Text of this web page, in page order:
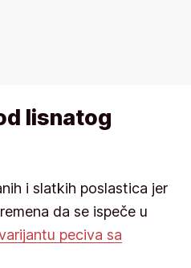
lisnatog
i slatkih poslastica jer
da se ispeče u
peciva sa